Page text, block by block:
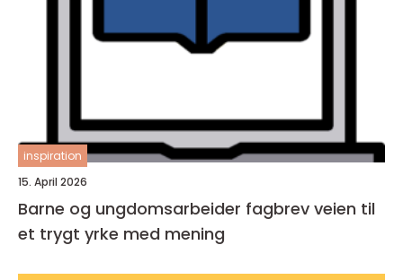
inspiration
15. April 2026
Barne og ungdomsarbeider fagbrev veien til
et trygt yrke med mening